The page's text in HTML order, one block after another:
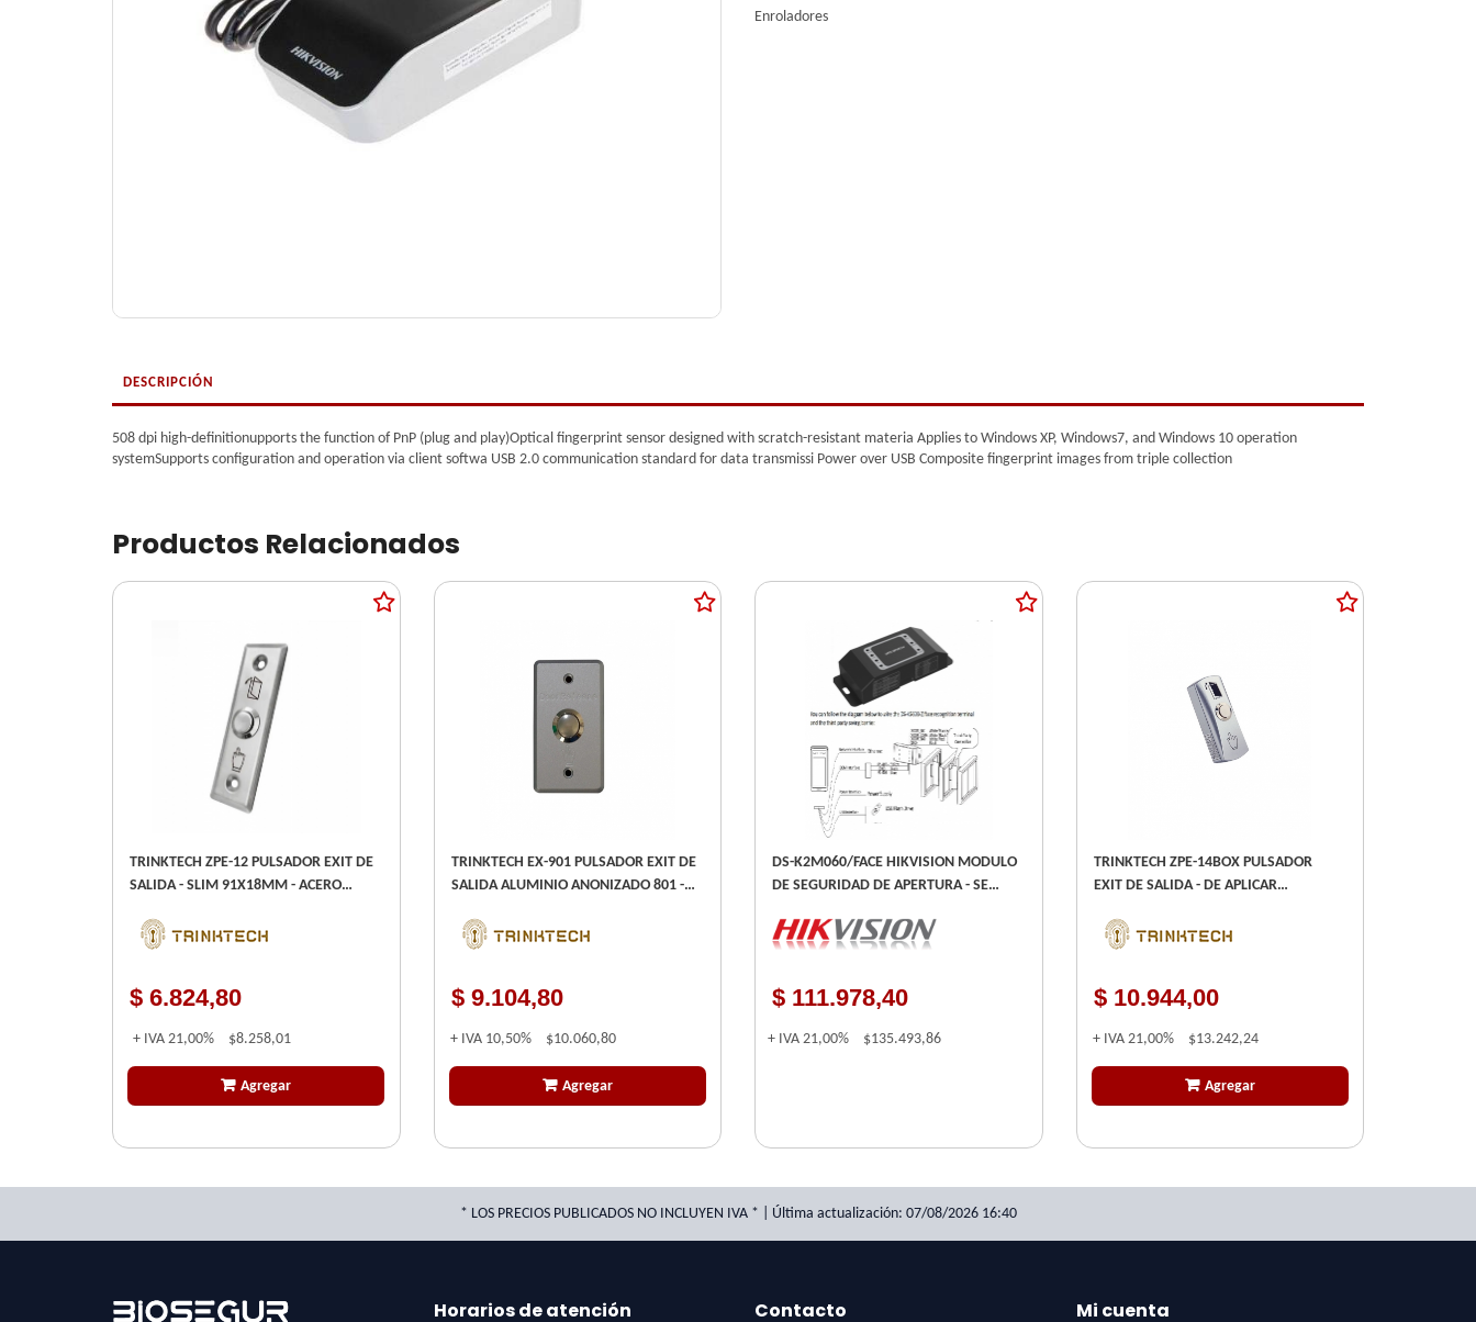
Enroladores
DESCRIPCIÓN
508 dpi high-definitionupports the function of PnP (plug and play)Optical fingerprint sensor designed with scratch-resistant materia Applies to Windows XP, Windows7, and Windows 10 operation
systemSupports configuration and operation via client softwa USB 2.0 communication standard for data transmissi Power over USB Composite fingerprint images from triple collection
Productos Relacionados
TRINKTECH ZPE-12 PULSADOR EXIT DE
SALIDA - SLIM 91X18MM - ACERO
$ 6.824,80
+ IVA21,00% $8.258,01
Agregar
TRINKTECH EX-901 PULSADOR EXIT DE
SALIDA ALUMINIO ANONIZADO 801 -
$ 9.104,80
+ IVA 10,50% $10.060,80
Agregar
DS-K2M060/FACE HIKVISION MODULO
DE SEGURIDAD DE APERTURA - SE
SALIDA DE E/S- PARA LA CONEXIÓN
$ 111.978,40
+ IVA21,00% $135.493,86
TRINKTECH ZPE-14BOX PULSADOR
EXIT DE SALIDA - DE APLICAR
$ 10.944,00
+ IVA21,00% $13.242,24
Agregar
* LOS PRECIOS PUBLICADOS NO INCLUYEN IVA * | Última actualización: 07/08/2026 16:40
Horarios de atención Contacto Mi cuenta